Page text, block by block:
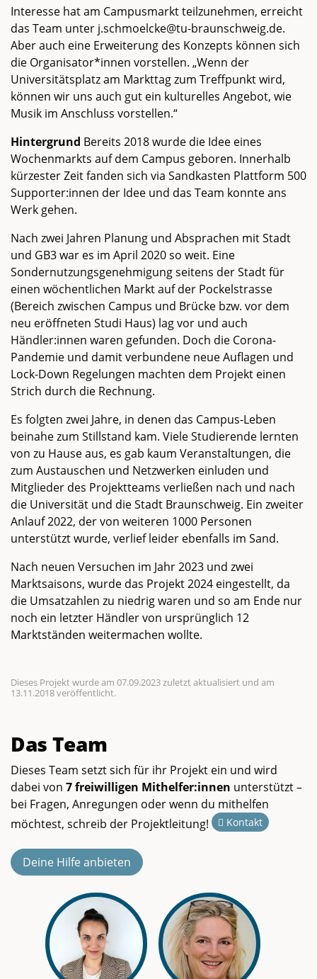
Interesse hat am Campusmarkt teilzunehmen, erreicht
das Team unter j.schmoelcke@tu-braunschweig.de.
Aber auch eine Erweiterung des Konzepts können sich
die Organisator*innen vorstellen. „Wenn der
Universitätsplatz am Markttag zum Treffpunkt wird,
können wir uns auch gut ein kulturelles Angebot, wie
Musik im Anschluss vorstellen.“
Hintergrund Bereits 2018 wurde die Idee eines
Wochenmarkts auf dem Campus geboren. Innerhalb
kürzester Zeit fanden sich via Sandkasten Plattform 500
Supporter:innen der Idee und das Team konnte ans
Werk gehen.
Nach zwei Jahren Planung und Absprachen mit Stadt
und GB3 war es im April 2020 so weit. Eine
Sondernutzungsgenehmigung seitens der Stadt für
einen wöchentlichen Markt auf der Pockelstrasse
(Bereich zwischen Campus und Brücke bzw. vor dem
neu eröffneten Studi Haus) lag vor und auch
Händler:innen waren gefunden. Doch die Corona-
Pandemie und damit verbundene neue Auflagen und
Lock-Down Regelungen machten dem Projekt einen
Strich durch die Rechnung.
Es folgten zwei Jahre, in denen das Campus-Leben
beinahe zum Stillstand kam. Viele Studierende lernten
von zu Hause aus, es gab kaum Veranstaltungen, die
zum Austauschen und Netzwerken einluden und
Mitglieder des Projektteams verließen nach und nach
die Universität und die Stadt Braunschweig. Ein zweiter
Anlauf 2022, der von weiteren 1000 Personen
unterstützt wurde, verlief leider ebenfalls im Sand.
Nach neuen Versuchen im Jahr 2023 und zwei
Marktsaisons, wurde das Projekt 2024 eingestellt, da
die Umsatzahlen zu niedrig waren und so am Ende nur
noch ein letzter Händler von ursprünglich 12
Marktständen weitermachen wollte.
Dieses Projekt wurde am 07.09.2023 zuletzt aktualisiert und am
13.11.2018 veröffentlicht.
Das Team
Dieses Team setzt sich für ihr Projekt ein und wird
dabei von 7 freiwilligen Mithelfer:innen unterstützt –
bei Fragen, Anregungen oder wenn du mithelfen
möchtest, schreib der Projektleitung!
Kontakt
Deine Hilfe anbieten